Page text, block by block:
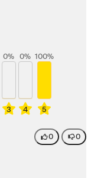
3
0%
4
0%
5
100%
0 0